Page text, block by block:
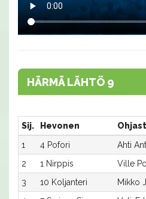
HÄRMÄ LÄHTÖ 9
Sij. Hevonen
1
4 Pofori Ahti
2
1 Nirppis Ville
3
10 Koljanteri Mikko